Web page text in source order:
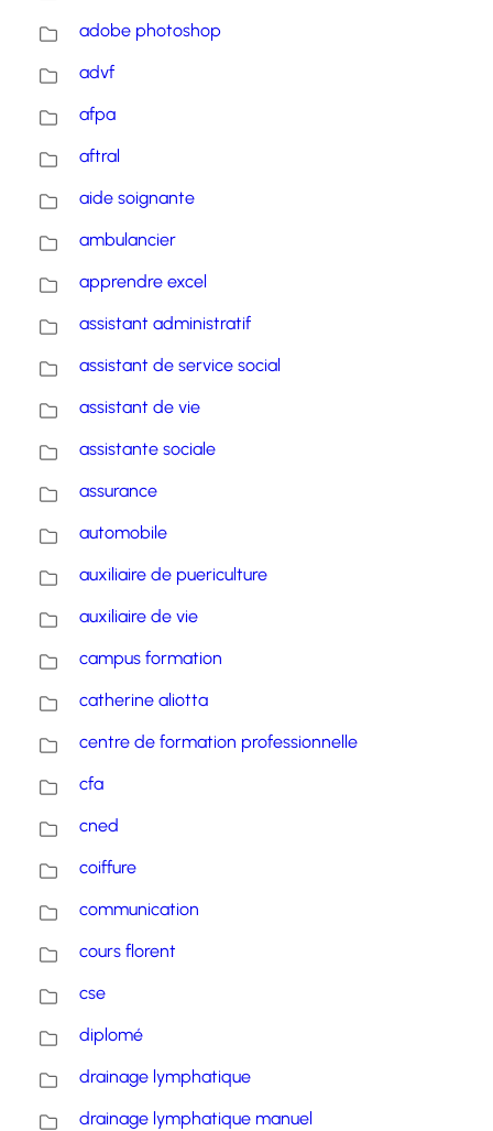
adobe photoshop
advf
afpa
aftral
aide soignante
ambulancier
apprendre excel
assistant administratif
assistant de service social
assistant de vie
assistante sociale
assurance
automobile
auxiliaire de puericulture
auxiliaire de vie
campus formation
catherine aliotta
centre de formation professionnelle
cfa
cned
coiffure
communication
cours florent
cse
diplomé
drainage lymphatique
drainage lymphatique manuel